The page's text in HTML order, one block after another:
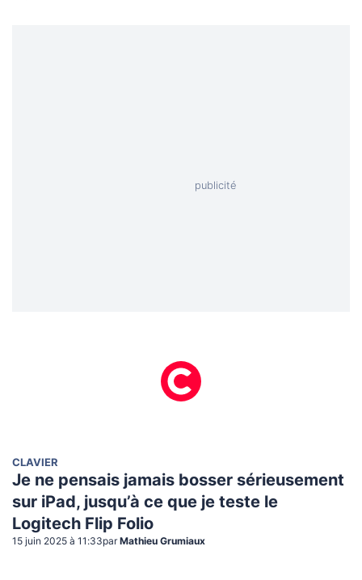
CLAVIER
Je ne pensais jamais bosser sérieusement
sur iPad, jusqu’à ce que je teste le
Logitech Flip Folio
15 juin 2025 à 11:33par Mathieu Grumiaux